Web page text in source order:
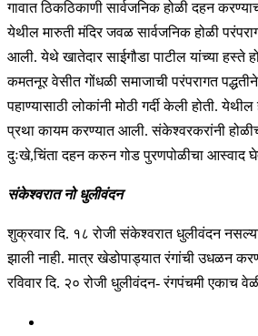
गावात ठिकठिकाणी सार्वजनिक होळी दहन
येथील मारुती मंदिर जवळ सार्वजनिक होळी
आली. येथे खातेदार साईगौडा पाटील यांच्या हस्ते
कमतनूर वेसीत गोंधळी समाजाची परंपरागत पद्धतीने
पहाण्यासाठी लोकांनी मोठी गर्दी केली होती.
प्रथा कायम करण्यात आली. संकेश्वरकरांनी
दुःखे,चिंता दहन करुन गोड पुरणपोळीचा आस्वाद
संकेश्वरात नो धुलीवंदन
शुक्रवार दि. १८ रोजी संकेश्वरात धुलीवंदन
झाली नाही. मात्र खेडोपाड्यात रंगांची उधळन
रविवार दि. २० रोजी धुलीवंदन- रंगपंचमी एकाच